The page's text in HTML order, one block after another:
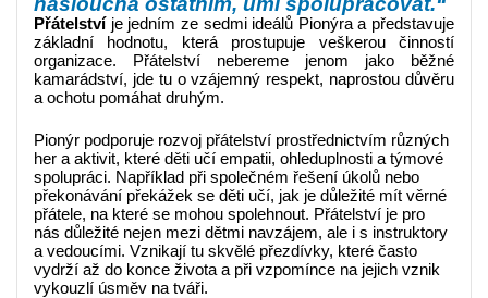
Přátelstvíje jedním ze sedmi ideálů Pionýra a představuje
základní hodnotu, která prostupuje veškerou činností
organizace. Přátelství nebereme jenom jako běžné
kamarádství, jde tu o vzájemný respekt, naprostou důvěru
a ochotu pomáhat druhým.
Pionýr podporuje rozvoj přátelství prostřednictvím různých
her a aktivit, které děti učí empatii, ohleduplnosti a týmové
spolupráci. Například při společném řešení úkolů nebo
překonávání překážek se děti učí, jak je důležité mít věrné
přátele, na které se mohou spolehnout. Přátelství je pro
nás důležité nejen mezi dětmi navzájem, ale i s instruktory
a vedoucími. Vznikají tu skvělé přezdívky, které často
vydrží až do konce života a při vzpomínce na jejich vznik
vykouzlí úsměv na tváři.